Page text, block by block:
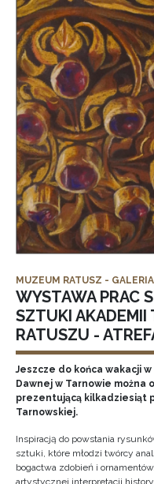
MUZEUM RATUSZ -
WYSTAWA PRAC
SZTUKI AKADEMII
RATUSZU -
Jeszcze do końca wakacji
Dawnej w Tarnowie można
prezentującą kilkadziesiąt
Tarnowskiej.
Inspiracją do powstania
sztuki, które młodzi twórcy
bogactwa zdobień i
artystycznej interpretacji